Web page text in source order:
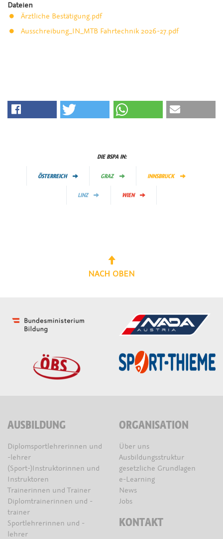
Dateien
Ärztliche Bestätigung.pdf
Ausschreibung_IN_MTB Fahrtechnik 2026-27.pdf
DIE BSPA IN:
ÖSTERREICH GRAZ INNSBRUCK
LINZ WIEN
NACH OBEN
AUSBILDUNG
Diplomsportlehrerinnen und
-lehrer
(Sport-)Instruktorinnen und
Instruktoren
Trainerinnen und Trainer
Diplomtrainerinnen und -
trainer
Sportlehrerinnen und -
lehrer
ORGANISATION
Über uns
Ausbildungsstruktur
gesetzliche Grundlagen
e-Learning
News
Jobs
KONTAKT